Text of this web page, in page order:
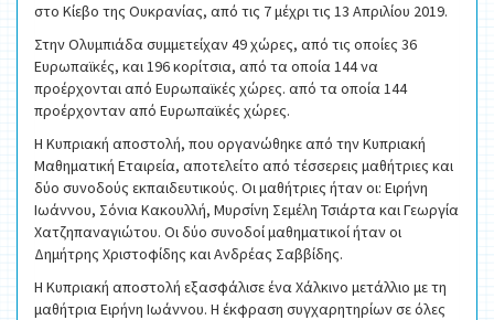
στο Κίεβο της Ουκρανίας, από τις 7 μέχρι τις 13 Απριλίου 2019.
Στην Ολυμπιάδα συμμετείχαν 49 χώρες, από τις οποίες 36
Ευρωπαϊκές, και 196 κορίτσια, από τα οποία 144 να
προέρχονται από Ευρωπαϊκές χώρες. από τα οποία 144
προέρχονταν από Ευρωπαϊκές χώρες.
Η Κυπριακή αποστολή, που οργανώθηκε από την Κυπριακή
Μαθηματική Εταιρεία, αποτελείτο από τέσσερεις μαθήτριες και
δύο συνοδούς εκπαιδευτικούς. Οι μαθήτριες ήταν οι: Ειρήνη
Ιωάννου, Σόνια Κακουλλή, Μυρσίνη Σεμέλη Τσιάρτα και Γεωργία
Χατζηπαναγιώτου. Οι δύο συνοδοί μαθηματικοί ήταν οι
Δημήτρης Χριστοφίδης και Ανδρέας Σαββίδης.
Η Κυπριακή αποστολή εξασφάλισε ένα Χάλκινο μετάλλιο με τη
μαθήτρια Ειρήνη Ιωάννου. Η έκφραση συγχαρητηρίων σε όλες